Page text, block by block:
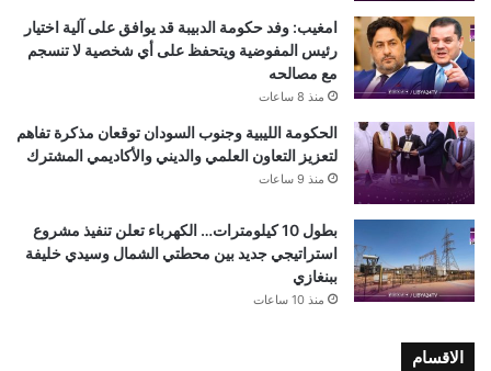
امغيب: وفد حكومة الدبيبة قد يوافق على آلية اختيار
رئيس المفوضية ويتحفظ على أي شخصية لا تنسجم
مع مصالحه
منذ 8 ساعات
الحكومة الليبية وجنوب السودان توقعان مذكرة تفاهم
لتعزيز التعاون العلمي والديني والأكاديمي المشترك
منذ 9 ساعات
بطول 10 كيلومترات… الكهرباء تعلن تنفيذ مشروع
استراتيجي جديد بين محطتي الشمال وسيدي خليفة
ببنغازي
منذ 10 ساعات
الاقسام